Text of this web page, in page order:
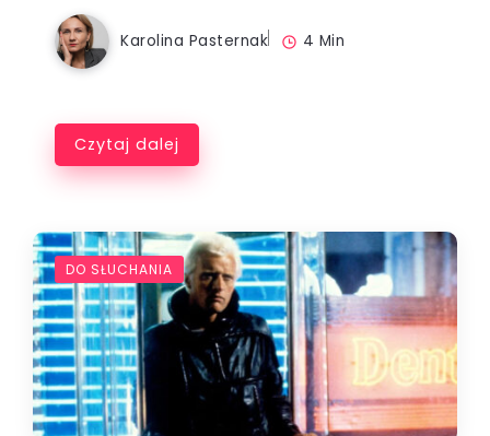
Karolina Pasternak 4 Min
Czytaj dalej
DO SŁUCHANIA